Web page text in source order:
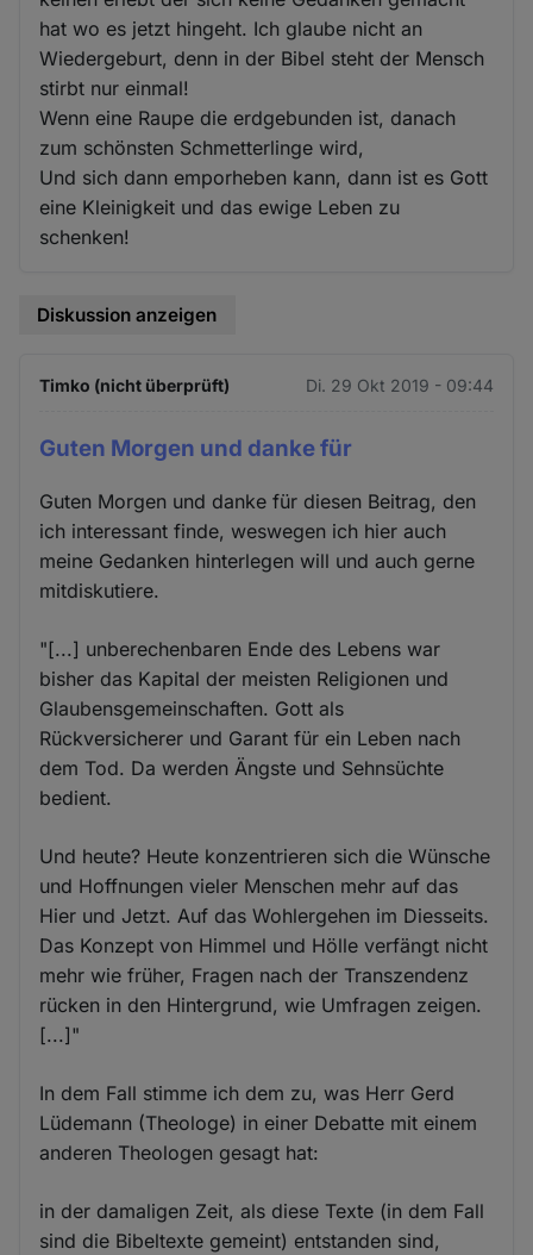
hat wo es jetzt hingeht. Ich glaube nicht an
Wiedergeburt, denn in der Bibel steht der Mensch
stirbt nur einmal!
Wenn eine Raupe die erdgebunden ist, danach
zum schönsten Schmetterlinge wird,
Und sich dann emporheben kann, dann ist es Gott
eine Kleinigkeit und das ewige Leben zu
schenken!
Diskussion anzeigen
Timko (nicht überprüft) Di. 29 Okt 2019 - 09:44
Guten Morgen und danke für
Guten Morgen und danke für diesen Beitrag, den
ich interessant finde, weswegen ich hier auch
meine Gedanken hinterlegen will und auch gerne
mitdiskutiere.
"[...] unberechenbaren Ende des Lebens war
bisher das Kapital der meisten Religionen und
Glaubensgemeinschaften. Gott als
Rückversicherer und Garant für ein Leben nach
dem Tod. Da werden Ängste und Sehnsüchte
bedient.
Und heute? Heute konzentrieren sich die Wünsche
und Hoffnungen vieler Menschen mehr auf das
Hier und Jetzt. Auf das Wohlergehen im Diesseits.
Das Konzept von Himmel und Hölle verfängt nicht
mehr wie früher, Fragen nach der Transzendenz
rücken in den Hintergrund, wie Umfragen zeigen.
[...]"
In dem Fall stimme ich dem zu, was Herr Gerd
Lüdemann (Theologe) in einer Debatte mit einem
anderen Theologen gesagt hat:
in der damaligen Zeit, als diese Texte (in dem Fall
sind die Bibeltexte gemeint) entstanden sind,